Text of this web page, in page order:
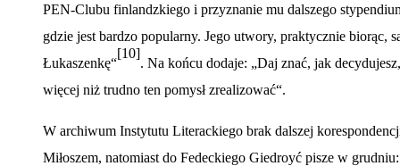
PEN-Clubu finlandzkiego i przyznanie mu dalszego
gdzie jest bardzo popularny. Jego utwory, praktycznie biorąc,
Łukaszenkę“
[10]
. Na końcu dodaje: „Daj znać, jak
więcej niż trudno ten pomysł zrealizować“.
W archiwum Instytutu Literackiego brak dalszej
Miłoszem, natomiast do Fedeckiego Giedroyć pisze w